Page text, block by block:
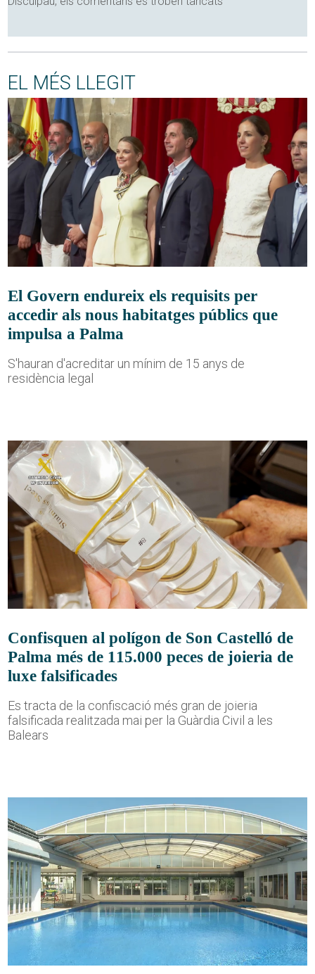
EL MÉS LLEGIT
El Govern endureix els requisits per
accedir als nous habitatges públics que
impulsa a Palma
S'hauran d'acreditar un mínim de 15 anys de
residència legal
Confisquen al polígon de Son Castelló de
Palma més de 115.000 peces de joieria de
luxe falsificades
Es tracta de la confiscació més gran de joieria
falsificada realitzada mai per la Guàrdia Civil a les
Balears